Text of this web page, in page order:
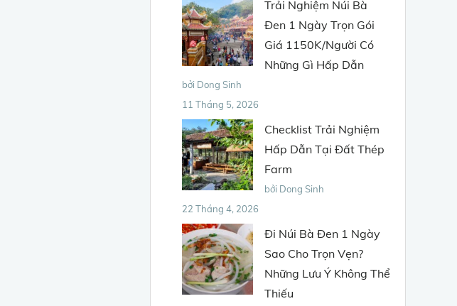
Trải Nghiệm Núi Bà
Đen 1 Ngày Trọn Gói
Giá 1150K/Người Có
Những Gì Hấp Dẫn
bởi Dong Sinh
11 Tháng 5, 2026
Checklist Trải Nghiệm
Hấp Dẫn Tại Đất Thép
Farm
bởi Dong Sinh
22 Tháng 4, 2026
Đi Núi Bà Đen 1 Ngày
Sao Cho Trọn Vẹn?
Những Lưu Ý Không Thể
Thiếu